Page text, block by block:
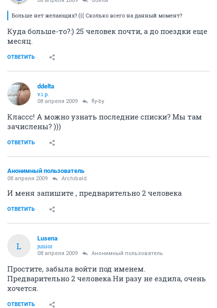
Больше нет желающих? ((( Сколько всего на данный момент?
Куда больше-то?:) 25 человек почти, а до поездки еще
месяц.
ОТВЕТИТЬ
ddelta
v.i.p.
08 апреля 2009 fly-by
Классс! А можно узнать последние списки? Мы там
зачислены? )))
ОТВЕТИТЬ
Анонимный пользователь
08 апреля 2009 Archibald
И меня запишите , предварительно 2 человека
ОТВЕТИТЬ
L
Lusena
junior
08 апреля 2009 Анонимный пользователь
Простите, забыла войти под именем.
Предварительно 2 человека.Ни разу не ездила, очень
хочется.
ОТВЕТИТЬ